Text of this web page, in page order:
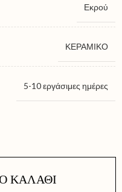
Εκρού
ΚΕΡΑΜΙΚΟ
5-10 εργάσιμες ημέρες
ΚΑΛΆΘΙ